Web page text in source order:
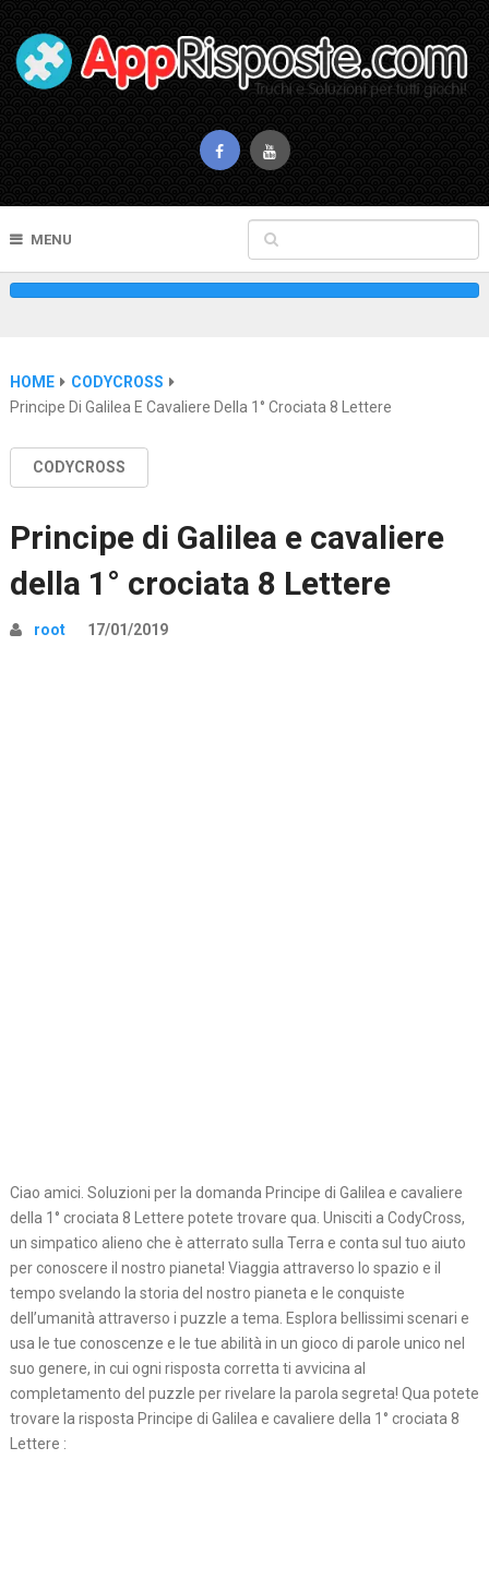
MENU
HOME
CODYCROSS
Principe Di Galilea E Cavaliere Della 1° Crociata 8 Lettere
CODYCROSS
Principe di Galilea e cavaliere
della 1° crociata 8 Lettere
root 17/01/2019
Ciao amici. Soluzioni per la domanda Principe di Galilea e cavaliere
della 1° crociata 8 Lettere potete trovare qua. Unisciti a CodyCross,
un simpatico alieno che è atterrato sulla Terra e conta sul tuo aiuto
per conoscere il nostro pianeta! Viaggia attraverso lo spazio e il
tempo svelando la storia del nostro pianeta e le conquiste
dell’umanità attraverso i puzzle a tema. Esplora bellissimi scenari e
usa le tue conoscenze e le tue abilità in un gioco di parole unico nel
suo genere, in cui ogni risposta corretta ti avvicina al
completamento del puzzle per rivelare la parola segreta! Qua potete
trovare la risposta Principe di Galilea e cavaliere della 1° crociata 8
Lettere :